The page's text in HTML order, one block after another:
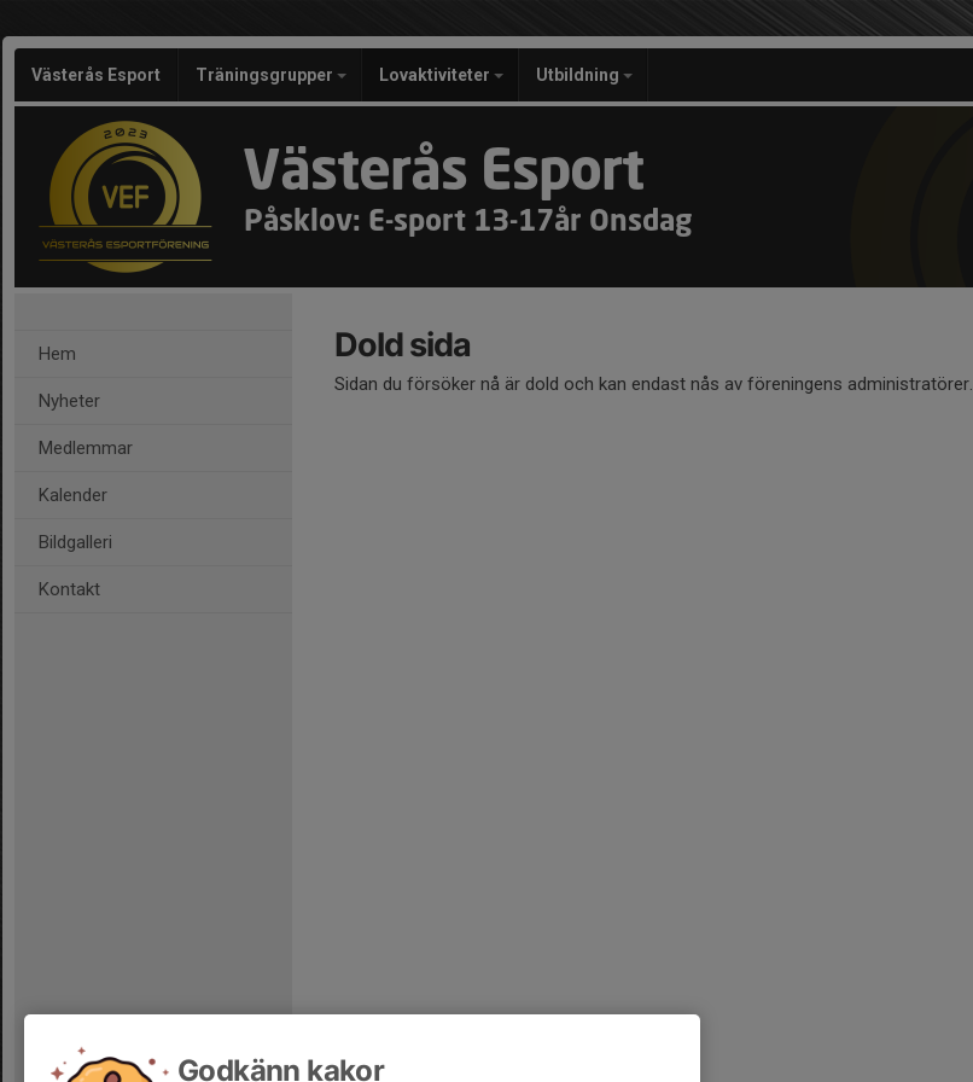
Västerås Esport Träningsgrupper Lovaktiviteter Utbildning
Västerås Esport
Påsklov: E-sport 13-17år Onsdag
Hem
Nyheter
Medlemmar
Kalender
Bildgalleri
Kontakt
Dold sida
Sidan du försöker nå är dold och kan endast nås av föreningens administratörer.
Godkänn kakor